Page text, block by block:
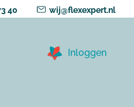
40 wij@flexexpert.nl
Inloggen